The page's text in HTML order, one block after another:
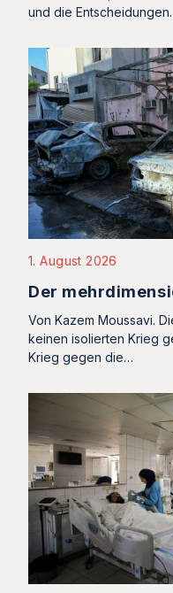
und die
1. August 2026
Der
Von Kazem Moussavi.
keinen isolierten Krieg
Krieg gegen die…